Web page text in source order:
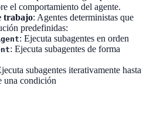
el comportamiento del agente.
trabajo: Agentes deterministas que
predefinidas:
: Ejecuta subagentes en orden
: Ejecuta subagentes de forma
subagentes iterativamente hasta
una condición